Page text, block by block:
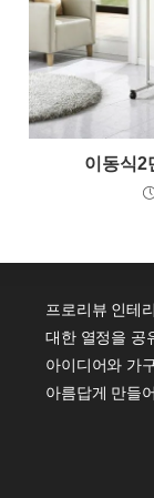
이동식2
프로리뷰 인테
대한 열정을 공
아이디어와 가
아름답게 만들